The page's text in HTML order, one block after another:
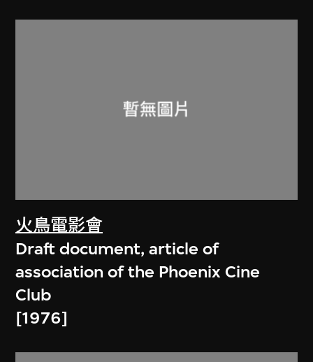
火鳥電影會
Draft document, article of
association of the Phoenix Cine
Club
[1976]